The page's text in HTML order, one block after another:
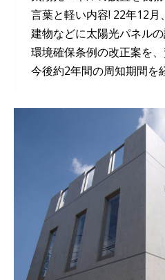
言葉と軽い内容! 22年12
建物などに太陽光パネル
環境確保条例の改正案を、
今後約2年間の周知期間を